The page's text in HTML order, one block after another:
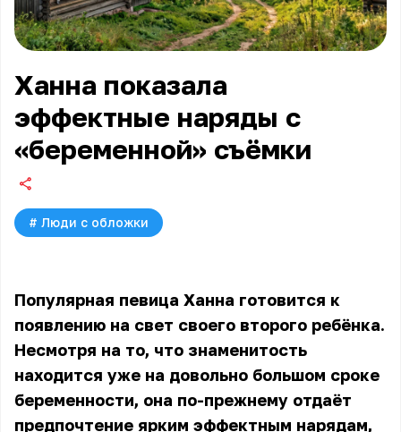
Ханна показала
эффектные наряды с
«беременной» съёмки
# Люди с обложки
Популярная певица Ханна готовится к
появлению на свет своего второго ребёнка.
Несмотря на то, что знаменитость
находится уже на довольно большом сроке
беременности, она по-прежнему отдаёт
предпочтение ярким эффектным нарядам,